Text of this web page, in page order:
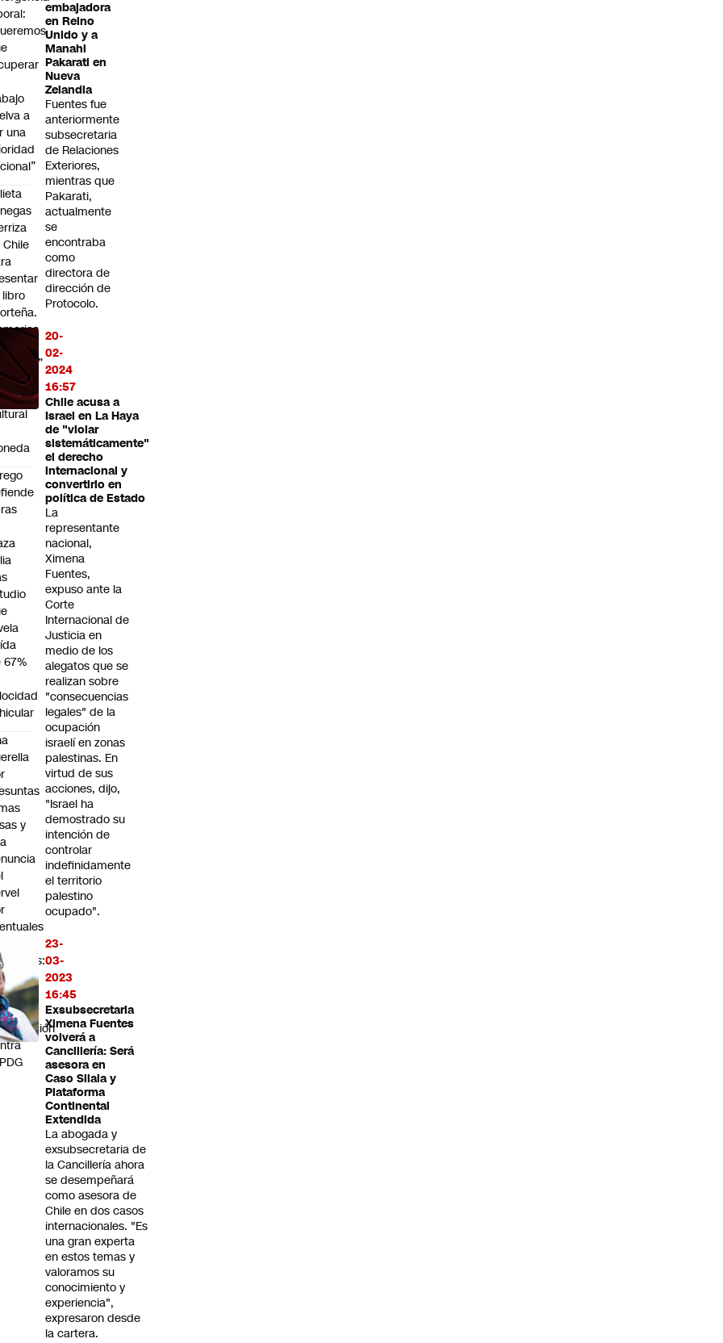
embajadora
en Reino
Unido y a
Manahi
Pakarati en
Nueva
Zelandia
Fuentes fue
anteriormente
subsecretaria
de Relaciones
Exteriores,
mientras que
Pakarati,
actualmente
se
encontraba
como
directora de
dirección de
Protocolo.
20-
02-
2024
16:57
Chile acusa a
Israel en La Haya
de "violar
sistemáticamente"
el derecho
internacional y
convertirlo en
política de Estado
La
representante
nacional,
Ximena
Fuentes,
expuso ante la
Corte
Internacional de
Justicia en
medio de los
alegatos que se
realizan sobre
"consecuencias
legales" de la
ocupación
israelí en zonas
palestinas. En
virtud de sus
acciones, dijo,
"Israel ha
demostrado su
intención de
controlar
indefinidamente
el territorio
palestino
ocupado".
23-
03-
2023
16:45
Exsubsecretaria
Ximena Fuentes
volverá a
Cancillería: Será
asesora en
Caso Silala y
Plataforma
Continental
Extendida
La abogada y
exsubsecretaria de
la Cancillería ahora
se desempeñará
como asesora de
Chile en dos casos
internacionales. "Es
una gran experta
en estos temas y
valoramos su
conocimiento y
experiencia",
expresaron desde
la cartera.
a
una
Chile
libro
un
el
67%
y
se
de